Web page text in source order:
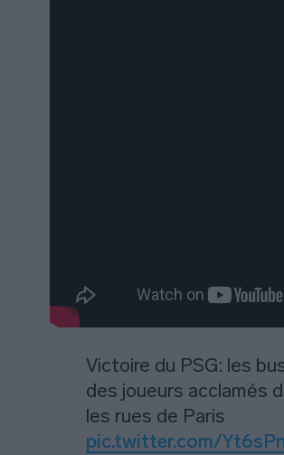
Victoire du PSG: les
des joueurs acclamés
les rues de Paris
pic.twitter.com/